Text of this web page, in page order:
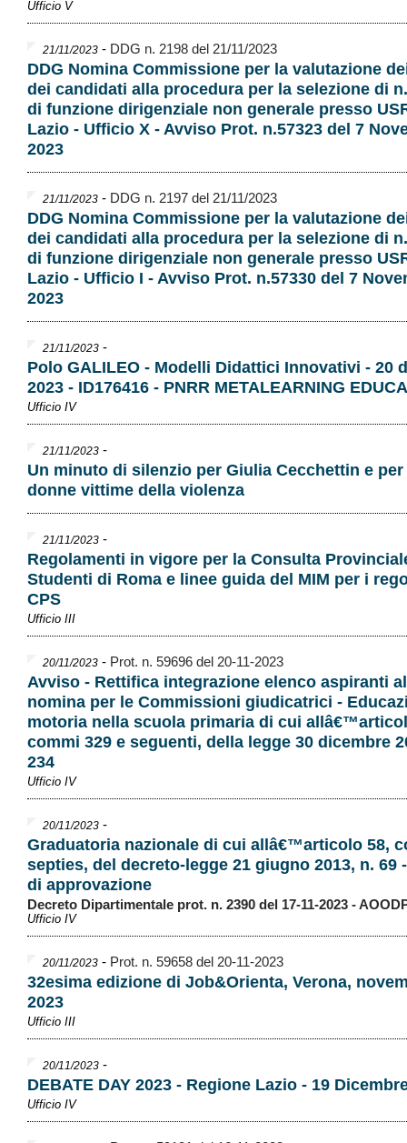
Ufficio V
21/11/2023 - DDG n. 2198 del 21/11/2023
DDG Nomina Commissione per la valutazione
dei candidati alla procedura per la selezione di
di funzione dirigenziale non generale presso
Lazio - Ufficio X - Avviso Prot. n.57323 del 7
2023
21/11/2023 - DDG n. 2197 del 21/11/2023
DDG Nomina Commissione per la valutazione
dei candidati alla procedura per la selezione di
di funzione dirigenziale non generale presso
Lazio - Ufficio I - Avviso Prot. n.57330 del 7
2023
21/11/2023 -
Polo GALILEO - Modelli Didattici Innovativi - 20
2023 - ID176416 - PNRR METALEARNING
Ufficio IV
21/11/2023 -
Un minuto di silenzio per Giulia Cecchettin e
donne vittime della violenza
21/11/2023 -
Regolamenti in vigore per la Consulta
Studenti di Roma e linee guida del MIM per i
CPS
Ufficio III
20/11/2023 - Prot. n. 59696 del 20-11-2023
Avviso - Rettifica integrazione elenco aspiranti
nomina per le Commissioni giudicatrici -
motoria nella scuola primaria di cui
commi 329 e seguenti, della legge 30 dicembre
234
Ufficio IV
20/11/2023 -
Graduatoria nazionale di cui allâ€™articolo 58,
septies, del decreto-legge 21 giugno 2013, n. 69
di approvazione
Decreto Dipartimentale prot. n. 2390 del 17-11-2023 -
Ufficio IV
20/11/2023 - Prot. n. 59658 del 20-11-2023
32esima edizione di Job&Orienta, Verona,
2023
Ufficio III
20/11/2023 -
DEBATE DAY 2023 - Regione Lazio - 19
Ufficio IV